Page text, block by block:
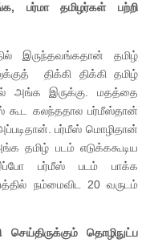
பர்மா தமிழர்கள் பற்றி
இருந்தவங்கதான் தமிழ்
திக்கி திக்கி தமிழ்
அங்க இருக்கு. மதத்தை
கூட கலந்ததால பர்மீஸ்தான்
பர்மீஸ் மொழிதான்
தமிழ் படம் எடுக்ககூடிய
பர்மீஸ் படம் பாக்க
நம்மைவிட 20 வருடம்
தொழிநுட்ப